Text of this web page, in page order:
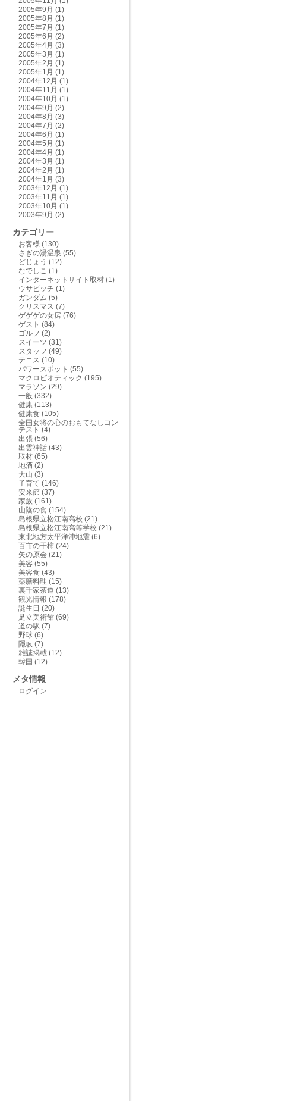
2005年9月 (1)
2005年8月 (1)
2005年7月 (1)
2005年6月 (2)
2005年4月 (3)
2005年3月 (1)
2005年2月 (1)
2005年1月 (1)
2004年12月 (1)
2004年11月 (1)
2004年10月 (1)
2004年9月 (2)
2004年8月 (3)
2004年7月 (2)
2004年6月 (1)
2004年5月 (1)
2004年4月 (1)
2004年3月 (1)
2004年2月 (1)
2004年1月 (3)
2003年12月 (1)
2003年11月 (1)
2003年10月 (1)
2003年9月 (2)
カテゴリー
お客様 (130)
さぎの湯温泉 (55)
どじょう (12)
なでしこ (1)
インターネットサイト取材 (1)
ウサビッチ (1)
ガンダム (5)
クリスマス (7)
ゲゲゲの女房 (76)
ゲスト (84)
ゴルフ (2)
スイーツ (31)
スタッフ (49)
テニス (10)
パワースポット (55)
マクロビオティック (195)
マラソン (29)
一般 (332)
健康 (113)
健康食 (105)
全国女将の心のおもてなしコン
テスト (4)
出張 (56)
出雲神話 (43)
取材 (65)
地酒 (2)
大山 (3)
子育て (146)
安来節 (37)
家族 (161)
山陰の食 (154)
島根県立松江南高校 (21)
島根県立松江南高等学校 (21)
東北地方太平洋沖地震 (6)
百市の干柿 (24)
矢の原会 (21)
美容 (55)
美容食 (43)
薬膳料理 (15)
裏千家茶道 (13)
観光情報 (178)
誕生日 (20)
足立美術館 (69)
道の駅 (7)
野球 (6)
隠岐 (7)
雑誌掲載 (12)
韓国 (12)
メタ情報
ログイン